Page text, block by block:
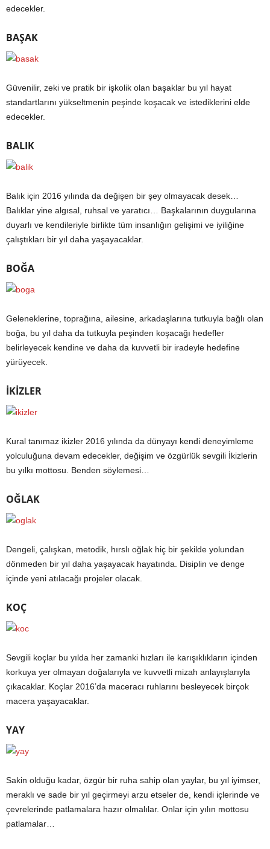
edecekler.
BAŞAK
Güvenilir, zeki ve pratik bir işkolik olan başaklar bu yıl hayat
standartlarını yükseltmenin peşinde koşacak ve istediklerini elde
edecekler.
BALIK
Balık için 2016 yılında da değişen bir şey olmayacak desek…
Balıklar yine algısal, ruhsal ve yaratıcı… Başkalarının duygularına
duyarlı ve kendileriyle birlikte tüm insanlığın gelişimi ve iyiliğine
çalıştıkları bir yıl daha yaşayacaklar.
BOĞA
Geleneklerine, toprağına, ailesine, arkadaşlarına tutkuyla bağlı olan
boğa, bu yıl daha da tutkuyla peşinden koşacağı hedefler
belirleyecek kendine ve daha da kuvvetli bir iradeyle hedefine
yürüyecek.
İKİZLER
Kural tanımaz ikizler 2016 yılında da dünyayı kendi deneyimleme
yolculuğuna devam edecekler, değişim ve özgürlük sevgili İkizlerin
bu yılkı mottosu. Benden söylemesi…
OĞLAK
Dengeli, çalışkan, metodik, hırslı oğlak hiç bir şekilde yolundan
dönmeden bir yıl daha yaşayacak hayatında. Disiplin ve denge
içinde yeni atılacağı projeler olacak.
KOÇ
Sevgili koçlar bu yılda her zamanki hızları ile karışıklıkların içinden
korkuya yer olmayan doğalarıyla ve kuvvetli mizah anlayışlarıyla
çıkacaklar. Koçlar 2016’da maceracı ruhlarını besleyecek birçok
macera yaşayacaklar.
YAY
Sakin olduğu kadar, özgür bir ruha sahip olan yaylar, bu yıl iyimser,
meraklı ve sade bir yıl geçirmeyi arzu etseler de, kendi içlerinde ve
çevrelerinde patlamalara hazır olmalılar. Onlar için yılın mottosu
patlamalar…